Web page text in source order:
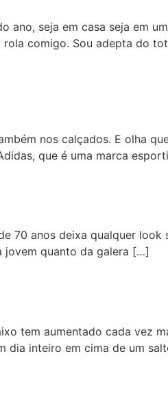
ano, seja em casa seja em
comigo. Sou adepta do
nos calçados. E olha
que é uma marca
70 anos deixa qualquer look
jovem quanto da galera […]
tem aumentado cada vez
dia inteiro em cima de um